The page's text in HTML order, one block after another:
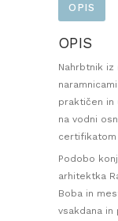
OPIS
OPIS
Nahrbtnik iz
praktičen in
na vodni
certifikatom
Podobo
arhitektka
Boba in
vsakdana in